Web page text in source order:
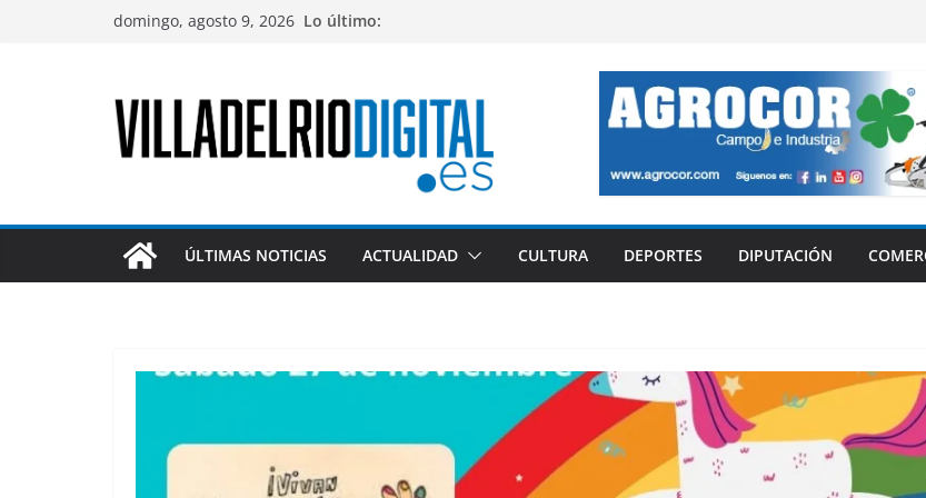
domingo, agosto 9, 2026 Lo último:
ÚLTIMAS NOTICIAS ACTUALIDAD CULTURA DEPORTES DIPUTACIÓN